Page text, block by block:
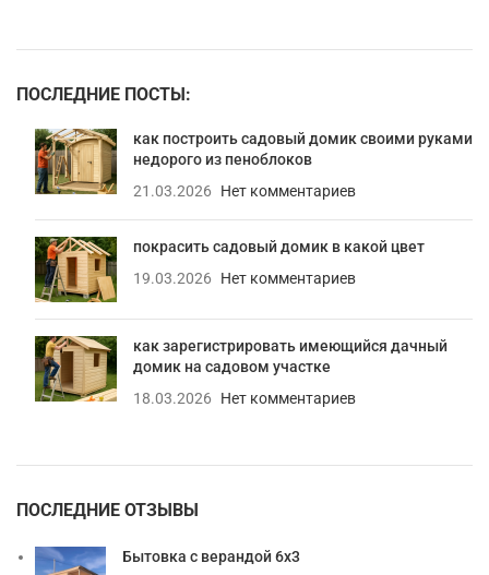
ПОСЛЕДНИЕ ПОСТЫ:
как построить садовый домик своими руками
недорого из пеноблоков
21.03.2026
Нет комментариев
покрасить садовый домик в какой цвет
19.03.2026
Нет комментариев
как зарегистрировать имеющийся дачный
домик на садовом участке
18.03.2026
Нет комментариев
ПОСЛЕДНИЕ ОТЗЫВЫ
Бытовка с верандой 6х3